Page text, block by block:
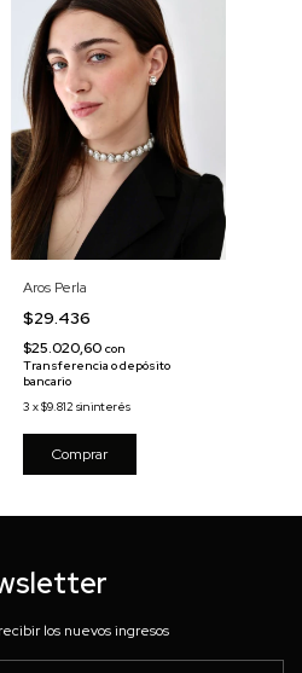
Aros Perla
$29.436
$25.020,60con
Transferencia o depósito
bancario
3 x$9.812 sin interés
los nuevos ingresos